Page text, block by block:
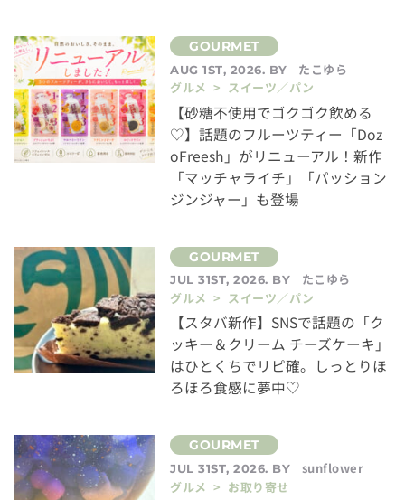
AUG 1ST, 2026. BY
たこゆら
グルメ > スイーツ／パン
【砂糖不使用でゴクゴク飲める
♡】話題のフルーツティー「Doz
oFreesh」がリニューアル！新作
「マッチャライチ」「パッション
ジンジャー」も登場
JUL 31ST, 2026. BY
たこゆら
グルメ > スイーツ／パン
【スタバ新作】SNSで話題の「ク
ッキー＆クリーム チーズケーキ」
はひとくちでリピ確。しっとりほ
ろほろ食感に夢中♡
JUL 31ST, 2026. BY
sunflower
グルメ > お取り寄せ